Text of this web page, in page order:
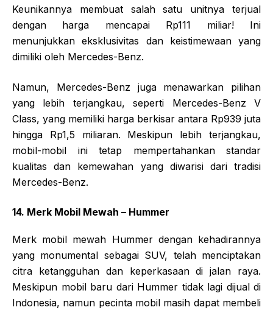
Keunikannya membuat salah satu unitnya terjual
dengan harga mencapai Rp111 miliar! Ini
menunjukkan eksklusivitas dan keistimewaan yang
dimiliki oleh Mercedes-Benz.
Namun, Mercedes-Benz juga menawarkan pilihan
yang lebih terjangkau, seperti Mercedes-Benz V
Class, yang memiliki harga berkisar antara Rp939 juta
hingga Rp1,5 miliaran. Meskipun lebih terjangkau,
mobil-mobil ini tetap mempertahankan standar
kualitas dan kemewahan yang diwarisi dari tradisi
Mercedes-Benz.
14. Merk Mobil Mewah – Hummer
Merk mobil mewah Hummer dengan kehadirannya
yang monumental sebagai SUV, telah menciptakan
citra ketangguhan dan keperkasaan di jalan raya.
Meskipun mobil baru dari Hummer tidak lagi dijual di
Indonesia, namun pecinta mobil masih dapat membeli